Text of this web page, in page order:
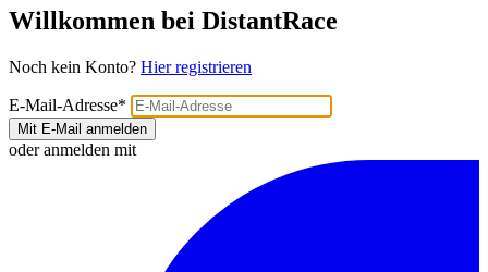
Willkommen bei DistantRace
Noch kein Konto? Hier registrieren
E-Mail-Adresse*
Mit E-Mail anmelden
oder anmelden mit